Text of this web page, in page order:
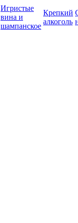
Игристые
вина и
шампанское
Крепкий
алкоголь